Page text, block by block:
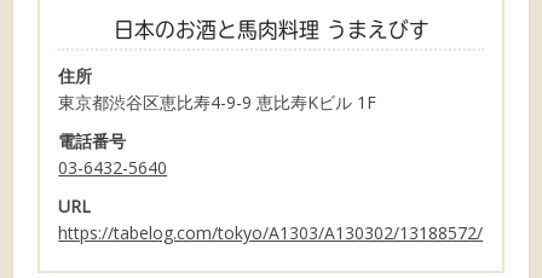
日本のお酒と馬肉料理 うまえびす
住所
東京都渋谷区恵比寿4-9-9 恵比寿Kビル 1F
電話番号
03-6432-5640
URL
https://tabelog.com/tokyo/A1303/A130302/13188572/